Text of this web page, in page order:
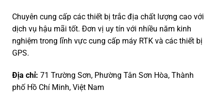
Chuyên cung cấp các thiết bị trắc địa chất lượng cao với
dịch vụ hậu mãi tốt. Đơn vị uy tín với nhiều năm kinh
nghiệm trong lĩnh vực cung cấp máy RTK và các thiết bị
GPS.
Địa chỉ: 71 Trường Sơn, Phường Tân Sơn Hòa, Thành
phố Hồ Chí Minh, Việt Nam